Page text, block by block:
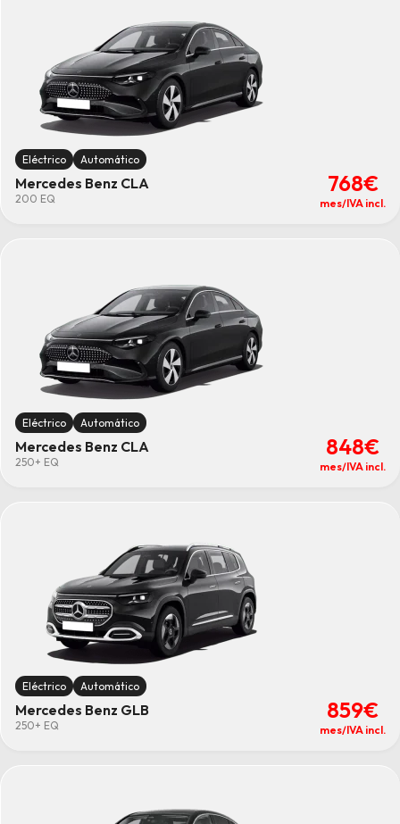
Eléctrico Automático
Mercedes Benz CLA
200 EQ
768€
mes/IVA incl.
Eléctrico Automático
Mercedes Benz CLA
250+ EQ
848€
mes/IVA incl.
Eléctrico Automático
Mercedes Benz GLB
250+ EQ
859€
mes/IVA incl.